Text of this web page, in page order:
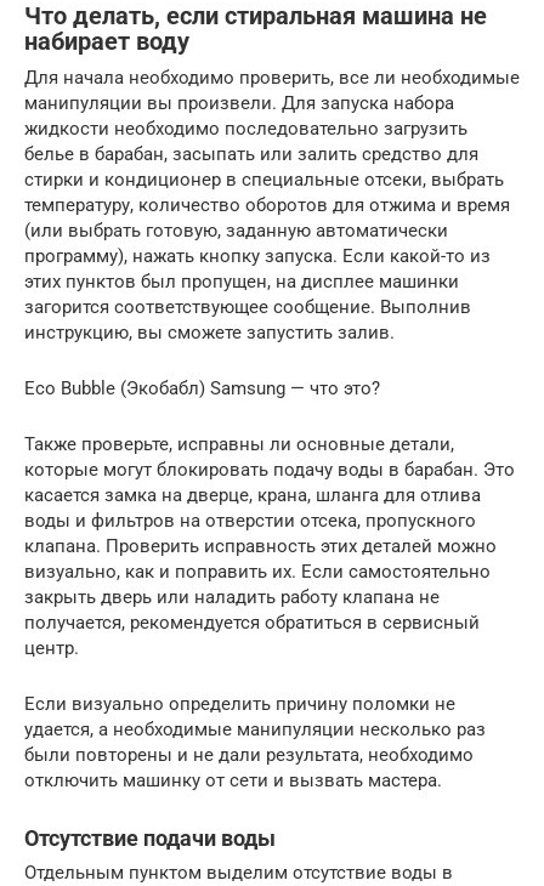
Что делать, если стиральная машина не
набирает воду
Для начала необходимо проверить, все ли необходимые
манипуляции вы произвели. Для запуска набора
жидкости необходимо последовательно загрузить
белье в барабан, засыпать или залить средство для
стирки и кондиционер в специальные отсеки, выбрать
температуру, количество оборотов для отжима и время
(или выбрать готовую, заданную автоматически
программу), нажать кнопку запуска. Если какой-то из
этих пунктов был пропущен, на дисплее машинки
загорится соответствующее сообщение. Выполнив
инструкцию, вы сможете запустить залив.
Eco Bubble (Экобабл) Samsung — что это?
Также проверьте, исправны ли основные детали,
которые могут блокировать подачу воды в барабан. Это
касается замка на дверце, крана, шланга для отлива
воды и фильтров на отверстии отсека, пропускного
клапана. Проверить исправность этих деталей можно
визуально, как и поправить их. Если самостоятельно
закрыть дверь или наладить работу клапана не
получается, рекомендуется обратиться в сервисный
центр.
Если визуально определить причину поломки не
удается, а необходимые манипуляции несколько раз
были повторены и не дали результата, необходимо
отключить машинку от сети и вызвать мастера.
Отсутствие подачи воды
Отдельным пунктом выделим отсутствие воды в